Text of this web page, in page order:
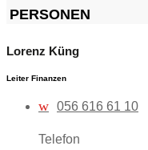
PERSONEN
Lorenz Küng
Leiter Finanzen
w 056 616 61 10
Telefon